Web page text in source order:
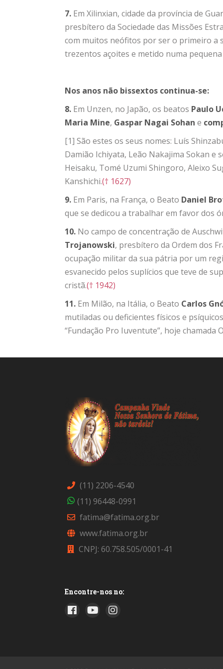
7. Em Xilinxian, cidade da província de
presbítero da Sociedade das Missões
com muitos neófitos por ser o primeiro a
trezentos açoites e metido numa
Nos anos não bissextos continua-se:
8. Em Unzen, no Japão, os beatos Paulo
Maria Mine, Gaspar Nagai Sohan e
[1] São estes os seus nomes: Luís
Damião Ichiyata, Leão Nakajima Sokan e
Heisaku, Tomé Uzumi Shingoro, Aleixo
Kanshichi.(† 1627)
9. Em Paris, na França, o Beato Daniel
que se dedicou a trabalhar em favor dos
10. No campo de concentração de
Trojanowski, presbítero da Ordem dos
ocupação militar da sua pátria por um
esvanecido pelos suplícios que teve de
cristã.(† 1942)
11. Em Milão, na Itália, o Beato Carlos
mutiladas ou deficientes físicos e
“Fundação Pro Iuventute”, hoje chamada
(11) 2206-4540
(11) 96448-0991
fatima@fatima.org.br
www.fatima.org.br
CNPJ: 60.758.505/0001-41
Encontre-nos no: